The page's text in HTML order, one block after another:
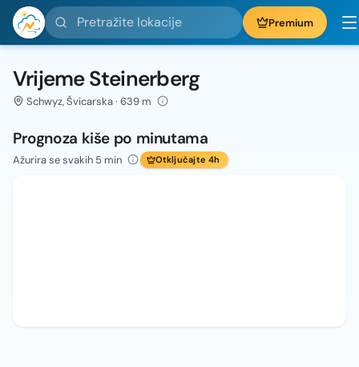
Pretražite lokacije Premium
Vrijeme Steinerberg
Schwyz, Švicarska · 639 m
Prognoza kiše po minutama
Ažurira se svakih 5 min Otključajte 4h